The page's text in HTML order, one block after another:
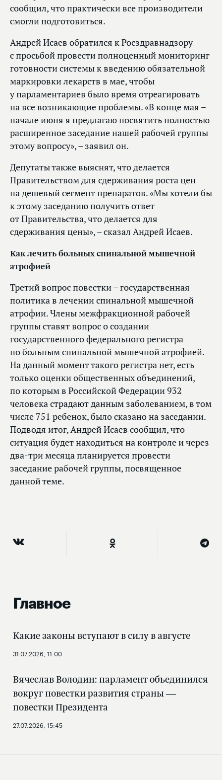
сообщил, что практически все производители
смогли подготовиться.
Андрей Исаев обратился к Росздравнадзору
с просьбой провести полноценный мониторинг
готовности системы к введению обязательной
маркировки лекарств в мае, чтобы
у парламентариев было время отреагировать
на все возникающие проблемы. «В конце мая –
начале июня я предлагаю посвятить полностью
расширенное заседание нашей рабочей группы
этому вопросу», – заявил он.
Депутаты также выяснят, что делается
Правительством для сдерживания роста цен
на дешевый сегмент препаратов. «Мы хотели бы
к этому заседанию получить ответ
от Правительства, что делается для
сдерживания цены», – сказал Андрей Исаев.
Как лечить больных спинальной мышечной
атрофией
Третий вопрос повестки – государственная
политика в лечении спинальной мышечной
атрофии. Члены межфракционной рабочей
группы ставят вопрос о создании
государственного федерального регистра
по больным спинальной мышечной атрофией.
На данный момент такого регистра нет, есть
только оценки общественных объединений,
по которым в Российской Федерации 932
человека страдают данным заболеванием, в том
числе 751 ребенок, было сказано на заседании.
Подводя итог, Андрей Исаев сообщил, что
ситуация будет находиться на контроле и через
два-три месяца планируется провести
заседание рабочей группы, посвященное
данной теме.
Главное
Какие законы вступают в силу в августе
31.07.2026, 11:00
Вячеслав Володин: парламент объединился
вокруг повестки развития страны —
повестки Президента
27.07.2026, 15:45